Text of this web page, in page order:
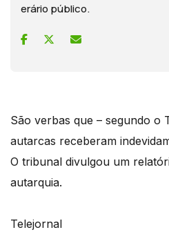
erário público.
São verbas que – segundo o
autarcas receberam
O tribunal divulgou um
autarquia.
Telejornal